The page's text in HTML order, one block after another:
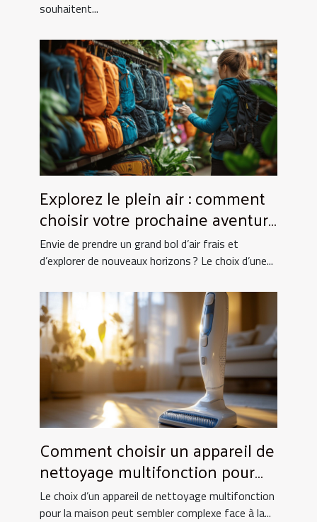
souhaitent...
Explorez le plein air : comment
choisir votre prochaine aventure
nature ?
Envie de prendre un grand bol d’air frais et
d’explorer de nouveaux horizons ? Le choix d’une...
Comment choisir un appareil de
nettoyage multifonction pour
votre maison ?
Le choix d’un appareil de nettoyage multifonction
pour la maison peut sembler complexe face à la...